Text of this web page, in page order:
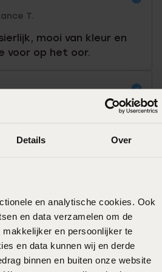
Details Over
en analytische cookies. Ook
en data verzamelen om de
en persoonlijker te
en data kunnen wij en derde
binnen en buiten onze website
T.
mooi van kleur en
voor op het oor.